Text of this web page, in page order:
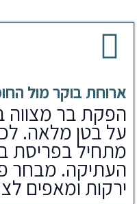
ארוחת בוקר מול
הפקת בר מצווה
על בטן מלאה.
מתחיל בפריסת
העתיקה. מבחר
ירקות ומאפים